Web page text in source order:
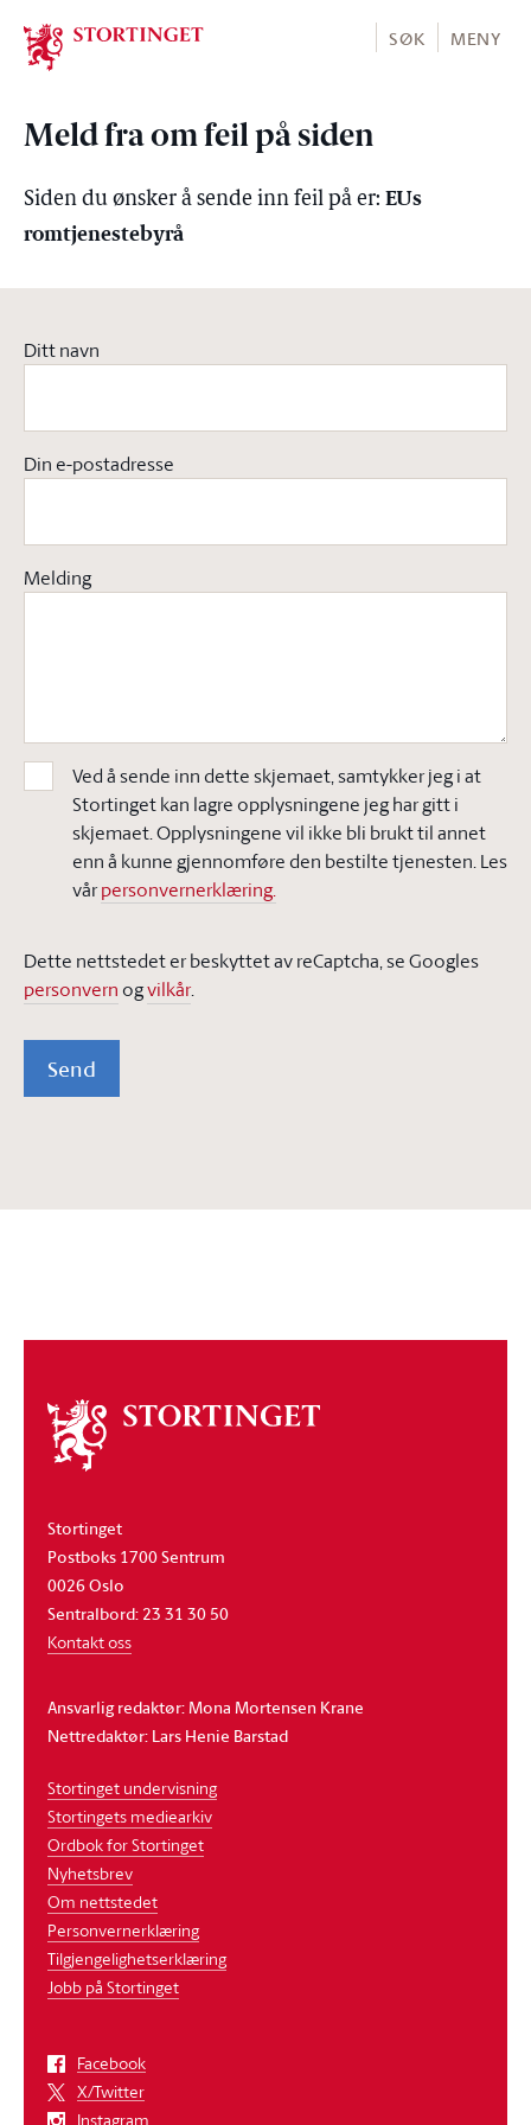
Stortinget.no
SØK MENY
Meld fra om feil på siden
Siden du ønsker å sende inn feil på er: EUs
romtjenestebyrå
Ditt navn
Din e-postadresse
Melding
Ved å sende inn dette skjemaet, samtykker jeg i at
Stortinget kan lagre opplysningene jeg har gitt i
skjemaet. Opplysningene vil ikke bli brukt til annet
enn å kunne gjennomføre den bestilte tjenesten. Les
vårpersonvernerklæring.
Dette nettstedet er beskyttet av reCaptcha, se Googles
personvern ogvilkår.
Send
Om
stortinget
Stortinget
Postboks 1700 Sentrum
0026 Oslo
Sentralbord: 23 31 30 50
Kontakt oss
Ansvarlig redaktør: Mona Mortensen Krane
Nettredaktør: Lars Henie Barstad
Stortinget undervisning
Stortingets mediearkiv
Ordbok for Stortinget
Nyhetsbrev
Om nettstedet
Personvernerklæring
Tilgjengelighetserklæring
Jobb på Stortinget
Facebook
X/Twitter
Instagram